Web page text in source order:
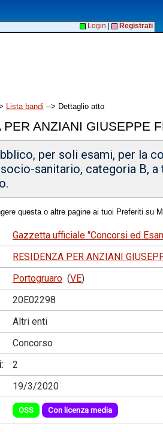
Login Registrati
Lista bandi --> Dettaglio atto
PER ANZIANI GIUSEPPE
per soli esami, per la
sanitario, categoria B, a
questa o altre pagine ai tuoi Preferiti su
Gazzetta ufficiale "Concorsi ed
RESIDENZA PER ANZIANI
Portogruaro (VE)
20E02298
Altri enti
Concorso
2
19/3/2020
OSS Con licenza media